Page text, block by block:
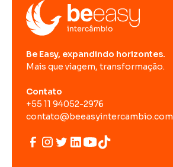
Be Easy, expandindo horizontes.
Mais que viagem, transformação.
Contato
+55 11 94052-2976
contato@beeasyintercambio.com